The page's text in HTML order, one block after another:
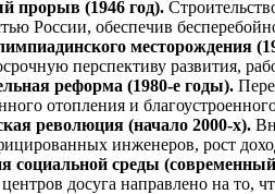
прорыв (1946 год).
России, обеспечив
месторождения
перспективу развития,
реформа (1980-е годы).
отопления и
революция (начало 2000-х).
инженеров, рост
социальной среды
досуга направлено на то,